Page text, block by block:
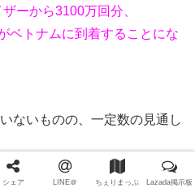
ーから3100万回分、
ベトナムに到着することにな
ないものの、一定数の見通し
、どう変化して行くかわかり
シェア LINE＠ ちぇりまっぷ Lazada掲示板